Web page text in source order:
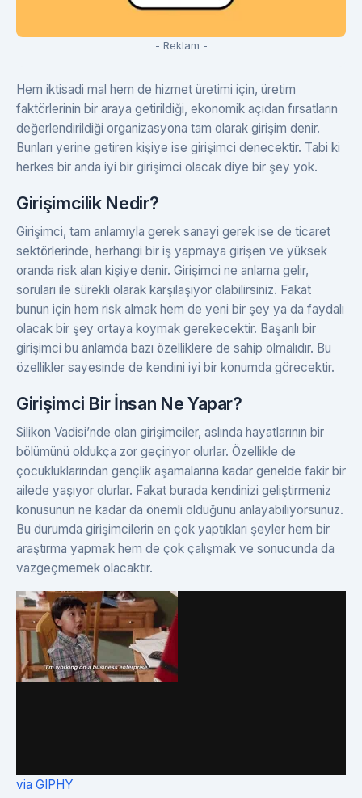
- Reklam -
Hem iktisadi mal hem de hizmet üretimi için, üretim
faktörlerinin bir araya getirildiği, ekonomik açıdan fırsatların
değerlendirildiği organizasyona tam olarak girişim denir.
Bunları yerine getiren kişiye ise girişimci denecektir. Tabi ki
herkes bir anda iyi bir girişimci olacak diye bir şey yok.
Girişimcilik Nedir?
Girişimci, tam anlamıyla gerek sanayi gerek ise de ticaret
sektörlerinde, herhangi bir iş yapmaya girişen ve yüksek
oranda risk alan kişiye denir. Girişimci ne anlama gelir,
soruları ile sürekli olarak karşılaşıyor olabilirsiniz. Fakat
bunun için hem risk almak hem de yeni bir şey ya da faydalı
olacak bir şey ortaya koymak gerekecektir. Başarılı bir
girişimci bu anlamda bazı özelliklere de sahip olmalıdır. Bu
özellikler sayesinde de kendini iyi bir konumda görecektir.
Girişimci Bir İnsan Ne Yapar?
Silikon Vadisi’nde olan girişimciler, aslında hayatlarının bir
bölümünü oldukça zor geçiriyor olurlar. Özellikle de
çocukluklarından gençlik aşamalarına kadar genelde fakir bir
ailede yaşıyor olurlar. Fakat burada kendinizi geliştirmeniz
konusunun ne kadar da önemli olduğunu anlayabiliyorsunuz.
Bu durumda girişimcilerin en çok yaptıkları şeyler hem bir
araştırma yapmak hem de çok çalışmak ve sonucunda da
vazgeçmemek olacaktır.
via GIPHY